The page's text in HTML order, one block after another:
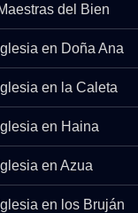
del Bien
Iglesia en Doña Ana
Iglesia en la Caleta
Iglesia en Haina
Iglesia en Azua
Iglesia en los Bruján